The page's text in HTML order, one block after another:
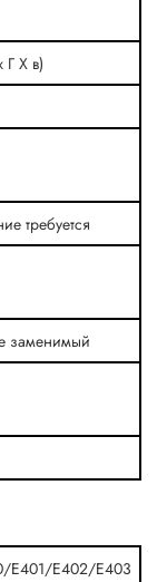
X в)
требуется
заменимый
Е401/Е402/E403